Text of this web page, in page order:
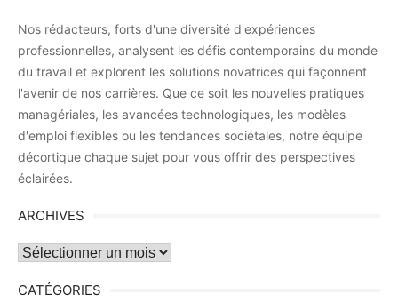
Nos rédacteurs, forts d'une diversité d'expériences
professionnelles, analysent les défis contemporains du monde
du travail et explorent les solutions novatrices qui façonnent
l'avenir de nos carrières. Que ce soit les nouvelles pratiques
managériales, les avancées technologiques, les modèles
d'emploi flexibles ou les tendances sociétales, notre équipe
décortique chaque sujet pour vous offrir des perspectives
éclairées.
ARCHIVES
Archives
CATÉGORIES